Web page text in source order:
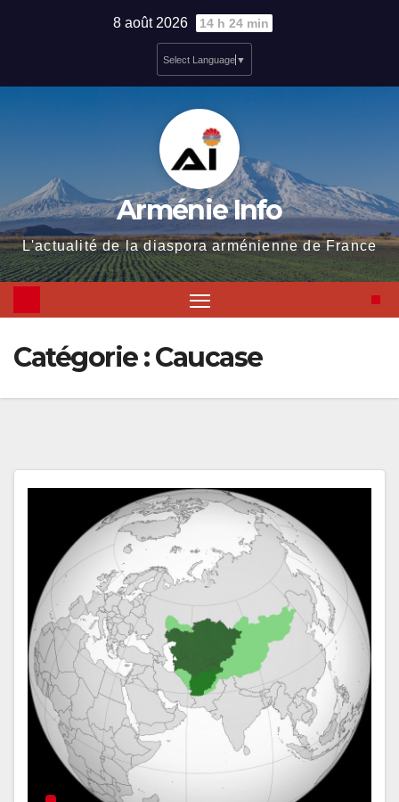
8 août 2026 14 h 24 min
Select Language ▼
Arménie Info
L'actualité de la diaspora arménienne de France
Catégorie :Caucase